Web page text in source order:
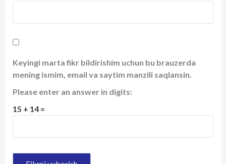
Keyingi marta fikr bildirishim uchun bu brauzerda
mening ismim, email va saytim manzili saqlansin.
Please enter an answer in digits:
15 + 14 =